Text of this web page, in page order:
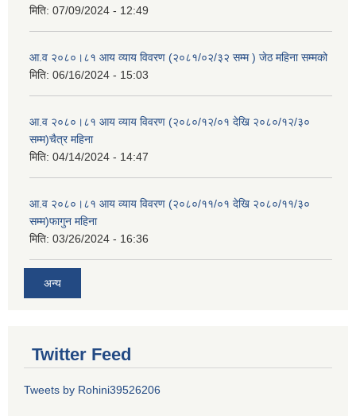
मिति: 07/09/2024 - 12:49
आ.व २०८०।८१ आय व्याय विवरण (२०८१/०२/३२ सम्म ) जेठ महिना सम्मको
मिति: 06/16/2024 - 15:03
आ.व २०८०।८१ आय व्याय विवरण (२०८०/१२/०१ देखि २०८०/१२/३०
सम्म)चैत्र महिना
मिति: 04/14/2024 - 14:47
आ.व २०८०।८१ आय व्याय विवरण (२०८०/११/०१ देखि २०८०/११/३०
सम्म)फागुन महिना
मिति: 03/26/2024 - 16:36
अन्य
Twitter Feed
Tweets by Rohini39526206